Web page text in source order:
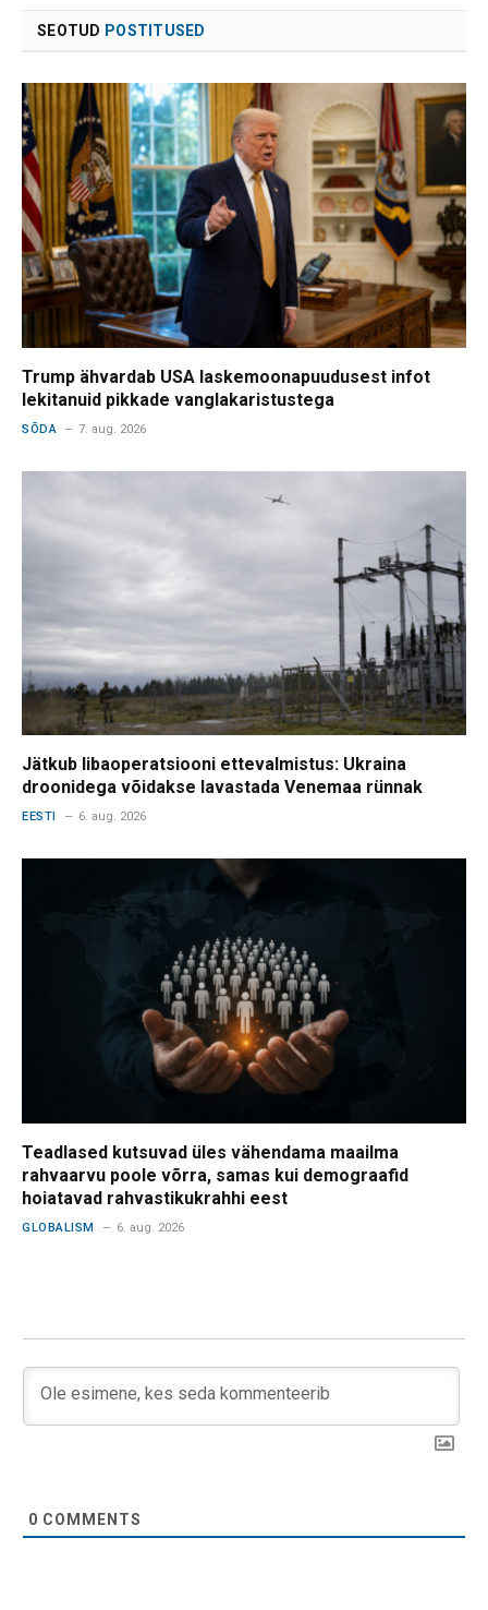
SEOTUD POSTITUSED
Trump ähvardab USA laskemoonapuudusest infot
lekitanuid pikkade vanglakaristustega
SÕDA 7. aug. 2026
Jätkub libaoperatsiooni ettevalmistus: Ukraina
droonidega võidakse lavastada Venemaa rünnak
EESTI 6. aug. 2026
Teadlased kutsuvad üles vähendama maailma
rahvaarvu poole võrra, samas kui demograafid
hoiatavad rahvastikukrahhi eest
GLOBALISM 6. aug. 2026
0 COMMENTS